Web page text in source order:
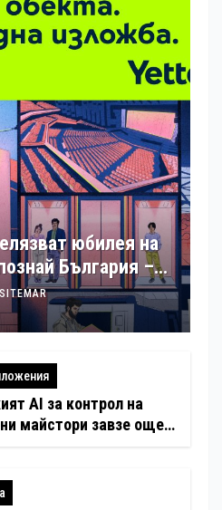
юбилея на
България –
изложба в
SITEMAR
AI за контрол на
майстори завзе още